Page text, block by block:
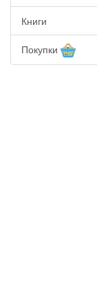
Книги
Покупки